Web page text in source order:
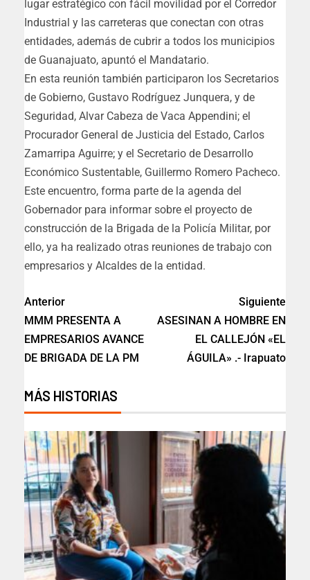
lugar estratégico con fácil movilidad por el Corredor
Industrial y las carreteras que conectan con otras
entidades, además de cubrir a todos los municipios
de Guanajuato, apuntó el Mandatario.
En esta reunión también participaron los Secretarios
de Gobierno, Gustavo Rodríguez Junquera, y de
Seguridad, Alvar Cabeza de Vaca Appendini; el
Procurador General de Justicia del Estado, Carlos
Zamarripa Aguirre; y el Secretario de Desarrollo
Económico Sustentable, Guillermo Romero Pacheco.
Este encuentro, forma parte de la agenda del
Gobernador para informar sobre el proyecto de
construcción de la Brigada de la Policía Militar, por
ello, ya ha realizado otras reuniones de trabajo con
empresarios y Alcaldes de la entidad.
Anterior
MMM PRESENTA A
EMPRESARIOS AVANCE
DE BRIGADA DE LA PM
Siguiente
ASESINAN A HOMBRE EN
EL CALLEJÓN «EL
ÁGUILA» .- Irapuato
MÁS HISTORIAS